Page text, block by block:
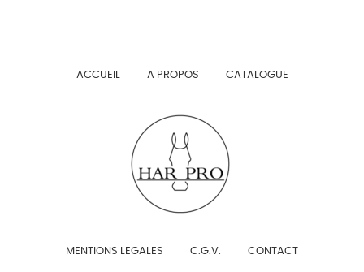
ACCUEIL A PROPOS CATALOGUE
MENTIONS LEGALES C.G.V. CONTACT